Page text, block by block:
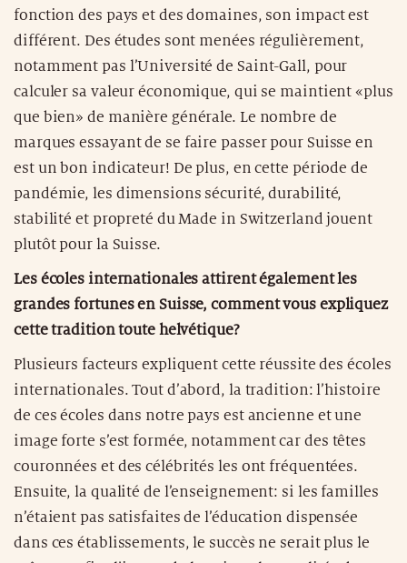
fonction des pays et des domaines, son impact est
différent. Des études sont menées régulièrement,
notamment pas l’Université de Saint-Gall, pour
calculer sa valeur économique, qui se maintient «plus
que bien» de manière générale. Le nombre de
marques essayant de se faire passer pour Suisse en
est un bon indicateur! De plus, en cette période de
pandémie, les dimensions sécurité, durabilité,
stabilité et propreté du Made in Switzerland jouent
plutôt pour la Suisse.
Les écoles internationales attirent également les
grandes fortunes en Suisse, comment vous expliquez
cette tradition toute helvétique?
Plusieurs facteurs expliquent cette réussite des écoles
internationales. Tout d’abord, la tradition: l’histoire
de ces écoles dans notre pays est ancienne et une
image forte s’est formée, notamment car des têtes
couronnées et des célébrités les ont fréquentées.
Ensuite, la qualité de l’enseignement: si les familles
n’étaient pas satisfaites de l’éducation dispensée
dans ces établissements, le succès ne serait plus le